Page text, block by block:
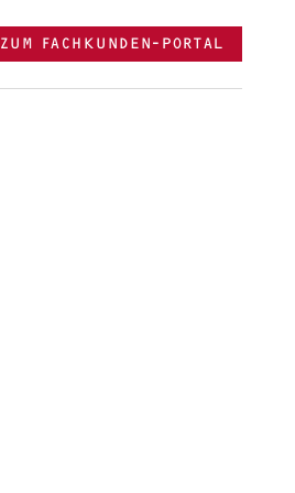
ZUM FACHKUNDEN-PORTAL